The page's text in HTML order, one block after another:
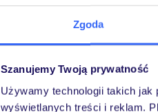
Zgoda
Szanujemy Twoją prywatność
Używamy technologii takich
wyświetlanych treści i reklam.